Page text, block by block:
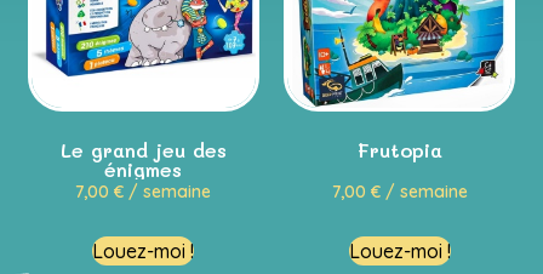
Le grand jeu des
énigmes
7,00€ / semaine
Louez-moi !
Frutopia
7,00 €/ semaine
Louez-moi !